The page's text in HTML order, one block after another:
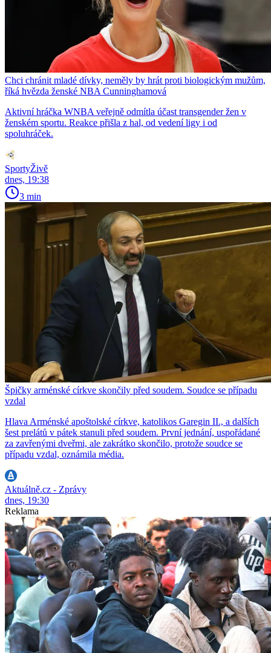
Chci chránit mladé dívky, neměly by hrát proti biologickým mužům,
říká hvězda ženské NBA Cunninghamová
Aktivní hráčka WNBA veřejně odmítla účast transgender žen v
ženském sportu. Reakce přišla z hal, od vedení ligy i od
spoluhráček.
SportyŽivě
dnes, 19:38
3 min
Špičky arménské církve skončily před soudem. Soudce se případu
vzdal
Hlava Arménské apoštolské církve, katolikos Garegin II., a dalších
šest prelátů v pátek stanuli před soudem. První jednání, uspořádané
za zavřenými dveřmi, ale zakrátko skončilo, protože soudce se
případu vzdal, oznámila média.
Aktuálně.cz - Zprávy
dnes, 19:30
Reklama